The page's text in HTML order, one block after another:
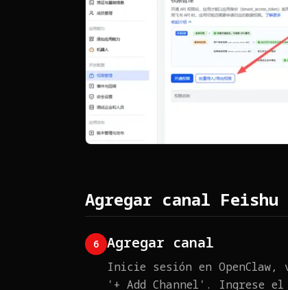
Agregar canal Feishu
6 Agregar canal
Inicie sesión en
'+ Add Channel'. Ingrese